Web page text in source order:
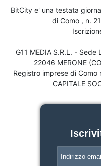
BitCity e' una testata
di Como , n.
G11 MEDIA S.R.L. - Sede
22046 MERONE
Registro imprese di
CAPITALE